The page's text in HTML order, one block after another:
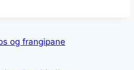
og frangipane